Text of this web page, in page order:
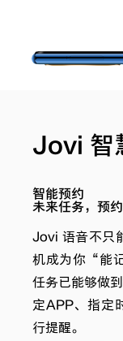
Jovi 智
智能预约
未来任务，预
Jovi 语音不只
机成为你“能
任务已能够做
定APP、指定
行提醒。